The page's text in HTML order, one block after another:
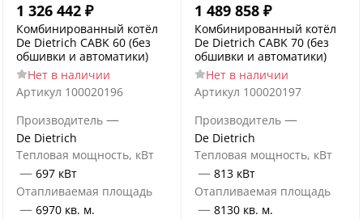
1 326 442 ₽
Комбинированный котёл
De Dietrich CABK 60 (без
обшивки и автоматики)
Нет в наличии
Артикул 100020196
Производитель —
De Dietrich
Тепловая мощность, кВт
— 697 кВт
Отапливаемая площадь
— 6970 кв. м.
1 489 858 ₽
Комбинированный котёл
De Dietrich CABK 70 (без
обшивки и автоматики)
Нет в наличии
Артикул 100020197
Производитель —
De Dietrich
Тепловая мощность, кВт
— 813 кВт
Отапливаемая площадь
— 8130 кв. м.